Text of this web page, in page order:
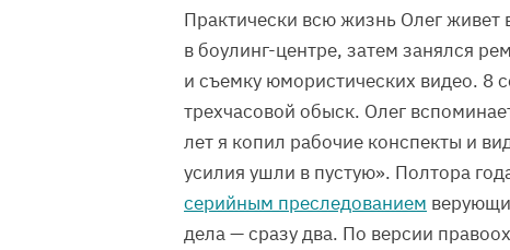
Практически всю жизнь Олег
в боулинг-центре, затем занялся
и съемку юмористических видео. 8
трехчасовой обыск. Олег
лет я копил рабочие конспекты и
усилия ушли в пустую». Полтора
серийным преследованием
дела — сразу два. По версии